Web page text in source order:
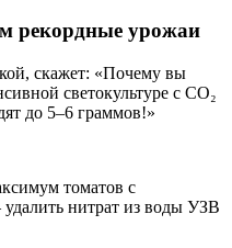
рекордные урожаи
скажет: «Почему вы
светокультуре с CO₂
до 5–6 граммов!»
томатов с
нитрат из воды УЗВ